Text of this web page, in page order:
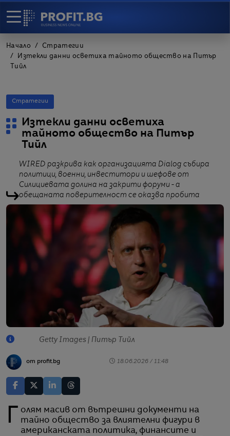
Начало
Стратегии
Изтекли данни осветиха тайното общество на Питър
Тийл
Стратегии
Изтекли данни осветиха
тайното общество на Питър
Тийл
WIRED разкрива как организацията Dialog събира
политици, военни, инвеститори и шефове от
Силициевата долина на закрити форуми - а
обещаната поверителност се оказва пробита
Getty Images | Питър Тийл
от profit.bg 18.06.2026 / 11:48
Голям масив от вътрешни документи на
тайно общество за влиятелни фигури в
американската политика, финансите и